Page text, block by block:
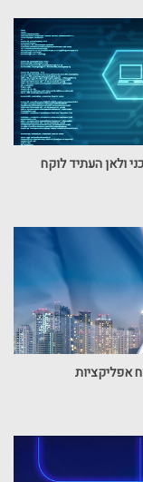
ולאן העתיד לוקח
אפליקציות